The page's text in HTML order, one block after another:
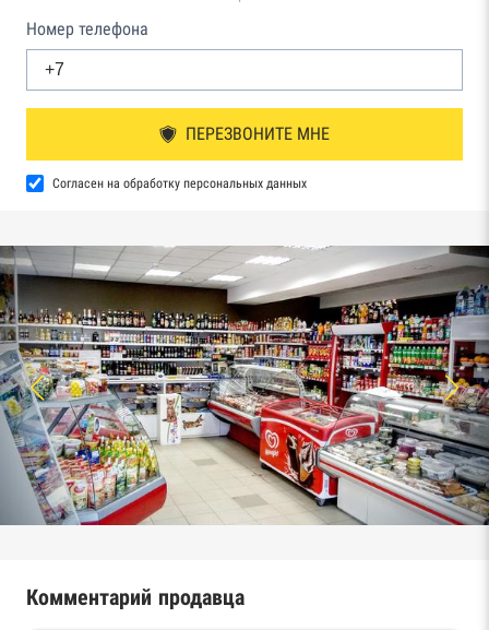
Номер телефона
ПЕРЕЗВОНИТЕ МНЕ
Согласен на обработку персональных данных
Комментарий продавца